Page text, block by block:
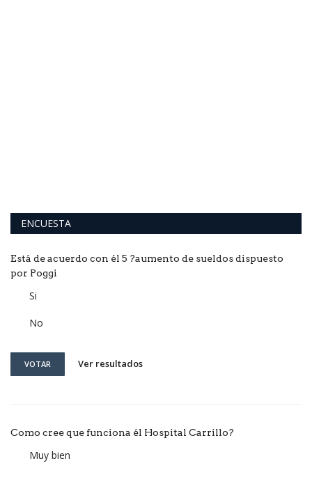
ENCUESTA
Está de acuerdo con él 5 ?aumento de sueldos dispuesto
por Poggi
Si
No
VOTAR Ver resultados
Como cree que funciona él Hospital Carrillo?
Muy bien